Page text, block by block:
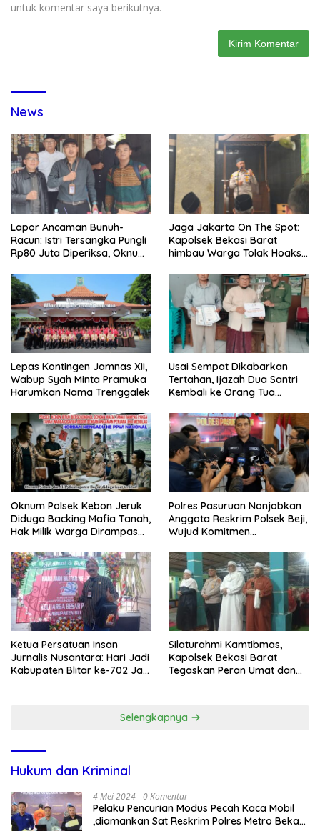
untuk komentar saya berikutnya.
News
Lapor Ancaman Bunuh-
Racun: Istri Tersangka Pungli
Rp80 Juta Diperiksa, Oknum
Disdagperin
Jaga Jakarta On The Spot:
Kapolsek Bekasi Barat
himbau Warga Tolak Hoaks
Sholat Jumat
Lepas Kontingen Jamnas XII,
Wabup Syah Minta Pramuka
Harumkan Nama Trenggalek
Usai Sempat Dikabarkan
Tertahan, Ijazah Dua Santri
Kembali ke Orang Tua
Oknum Polsek Kebon Jeruk
Diduga Backing Mafia Tanah,
Hak Milik Warga Dirampas
Polres Pasuruan Nonjobkan
Anggota Reskrim Polsek Beji,
Wujud Komitmen
Dugaan Penganiayaan
Ketua Persatuan Insan
Jurnalis Nusantara: Hari Jadi
Kabupaten Blitar ke-702 Jadi
Silaturahmi Kamtibmas,
Kapolsek Bekasi Barat
Tegaskan Peran Umat dan
Selengkapnya
Hukum dan Kriminal
4 Mei 2024 0 Komentar
Pelaku Pencurian Modus Pecah Kaca Mobil
,diamankan Sat Reskrim Polres Metro Bekasi